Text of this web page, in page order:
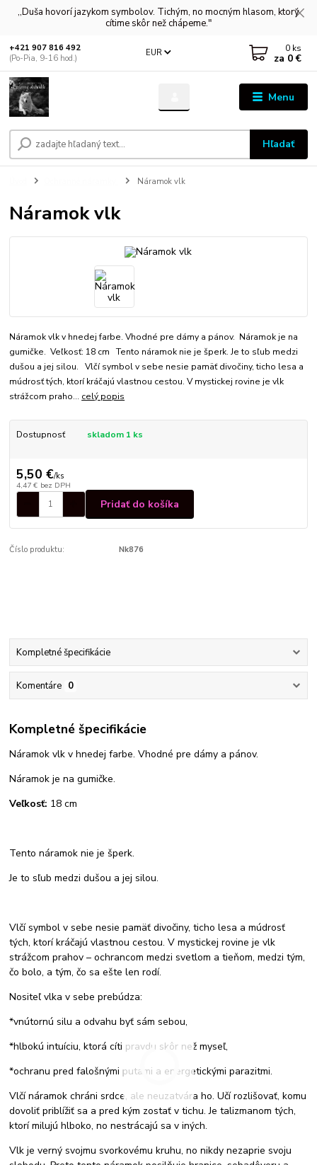
,,Duša hovorí jazykom symbolov. Tichým, no mocným hlasom, ktorý
cítime skôr než chápeme."
Menu
EUR
Hľadať
+421 907 816 492
(Po-Pia, 9-16 hod.)
0 ks
za 0 €
Náramok vlk
Náramok vlk
Náramok vlk v hnedej farbe. Vhodné pre dámy a pánov. Náramok je na
gumičke. Veľkosť: 18 cm Tento náramok nie je šperk. Je to sľub medzi
dušou a jej silou. Vlčí symbol v sebe nesie pamäť divočiny, ticho lesa a
múdrosť tých, ktorí kráčajú vlastnou cestou. V mystickej rovine je vlk
strážcom praho... celý popis
Dostupnosť skladom 1 ks
5,50 €/ks
4,47 € bez DPH
Pridať do košíka
Číslo produktu: Nk876
Kompletné špecifikácie
Komentáre 0
Kompletné špecifikácie
Náramok vlk v hnedej farbe. Vhodné pre dámy a pánov.
Náramok je na gumičke.
Veľkosť: 18 cm
Tento náramok nie je šperk.
Je to sľub medzi dušou a jej silou.
Vlčí symbol v sebe nesie pamäť divočiny, ticho lesa a múdrosť
tých, ktorí kráčajú vlastnou cestou. V mystickej rovine je vlk
strážcom prahov – ochrancom medzi svetlom a tieňom, medzi tým,
čo bolo, a tým, čo sa ešte len rodí.
Nositeľ vlka v sebe prebúdzа:
*vnútornú silu a odvahu byť sám sebou,
*hlbokú intuíciu, ktorá cíti pravdu skôr než myseľ,
*ochranu pred falošnými putami a energetickými parazitmi.
Vlčí náramok chráni srdce, ale neuzatvára ho. Učí rozlišovať, komu
dovoliť priblížiť sa a pred kým zostať v tichu. Je talizmanom tých,
ktorí milujú hlboko, no nestrácajú sa v iných.
Vlk je verný svojmu svorkovému kruhu, no nikdy nezaprie svoju